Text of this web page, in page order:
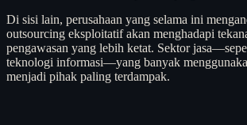
Di sisi lain, perusahaan yang selama ini
outsourcing eksploitatif akan menghadapi
pengawasan yang lebih ketat. Sektor
teknologi informasi—yang banyak
menjadi pihak paling terdampak.